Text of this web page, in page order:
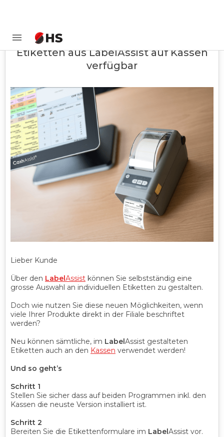
Etiketten aus LabelAssist auf Kassen
verfügbar
Lieber Kunde
Über den LabelAssist können Sie selbstständig eine
grosse Auswahl an individuellen Etiketten zu gestalten.
Doch wie nutzen Sie diese neuen Möglichkeiten, wenn
viele Ihrer Produkte direkt in der Filiale beschriftet
werden?
Neu können sämtliche, im LabelAssist gestalteten
Etiketten auch an den Kassen verwendet werden!
Und so geht’s
Schritt 1
Stellen Sie sicher dass auf beiden Programmen inkl. den
Kassen die neuste Version installiert ist.
Schritt 2
Bereiten Sie die Etikettenformulare im LabelAssist vor.